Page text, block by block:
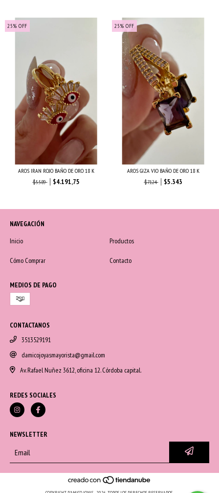
25% OFF
AROS IRAN ROJO BAÑO DE ORO 18 K
$5.589
$4.191,75
25% OFF
AROS GIZA VIO BAÑO DE ORO 18 K
$7.124
$5.343
NAVEGACIÓN
Inicio
Productos
Cómo Comprar Contacto
MEDIOS DE PAGO
CONTACTANOS
3513529191
damicojoyasmayorista@gmail.com
Av. Rafael Nuñez 3612, oficina 12. Córdoba capital.
REDES SOCIALES
NEWSLETTER